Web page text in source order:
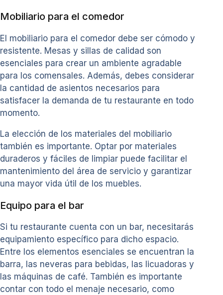
Mobiliario para el comedor
El mobiliario para el comedor debe ser cómodo y
resistente. Mesas y sillas de calidad son
esenciales para crear un ambiente agradable
para los comensales. Además, debes considerar
la cantidad de asientos necesarios para
satisfacer la demanda de tu restaurante en todo
momento.
La elección de los materiales del mobiliario
también es importante. Optar por materiales
duraderos y fáciles de limpiar puede facilitar el
mantenimiento del área de servicio y garantizar
una mayor vida útil de los muebles.
Equipo para el bar
Si tu restaurante cuenta con un bar, necesitarás
equipamiento específico para dicho espacio.
Entre los elementos esenciales se encuentran la
barra, las neveras para bebidas, las licuadoras y
las máquinas de café. También es importante
contar con todo el menaje necesario, como